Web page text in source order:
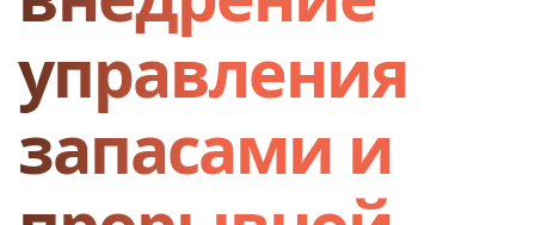
управления
запасами и